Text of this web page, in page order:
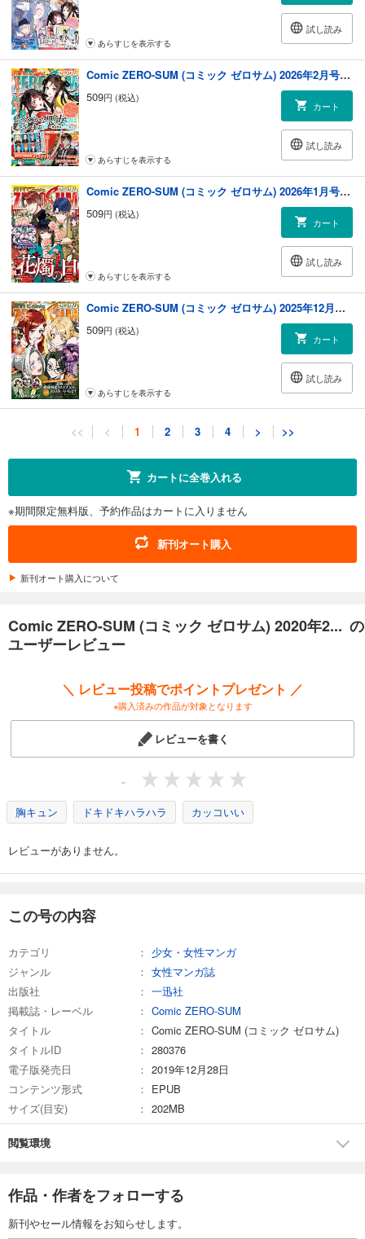
試し読み
あらすじを表示する
Comic ZERO-SUM (コミック ゼロサム) 2026年2月号[雑誌]
509円 (税込)
カート
試し読み
あらすじを表示する
Comic ZERO-SUM (コミック ゼロサム) 2026年1月号[雑誌]
509円 (税込)
カート
試し読み
あらすじを表示する
Comic ZERO-SUM (コミック ゼロサム) 2025年12月号[雑誌]
509円 (税込)
カート
試し読み
あらすじを表示する
カート
試し読み
あらすじを表示する
509円 (税込)
あらすじを表示する
509 円 (税込)
あらすじを表示する
あらすじを表示する
509
あらすじを表示する
カート
あらすじを表示する
Comic ZERO-SUM (コミック ゼロサム) 2025年5月号[雑誌]
<< < 1 2 3 4 > >>
カートに全巻入れる
※期間限定無料版、予約作品はカートに入りません
新刊オート購入
新刊オート購入について
Comic ZERO-SUM (コミック ゼロサム) 2020年2... の
ユーザーレビュー
＼ レビュー投稿でポイントプレゼント ／
※購入済みの作品が対象となります
レビューを書く
-
胸キュン ドキドキハラハラ カッコいい
レビューがありません。
この号の内容
カテゴリ
少女・女性マンガ
ジャンル
女性マンガ誌
出版社
一迅社
掲載誌・レーベル
Comic ZERO-SUM
タイトル
Comic ZERO-SUM (コミック ゼロサム)
タイトルID
280376
電子版発売日
2019年12月28日
コンテンツ形式
EPUB
サイズ(目安)
202MB
閲覧環境
作品・作者をフォローする
新刊やセール情報をお知らせします。